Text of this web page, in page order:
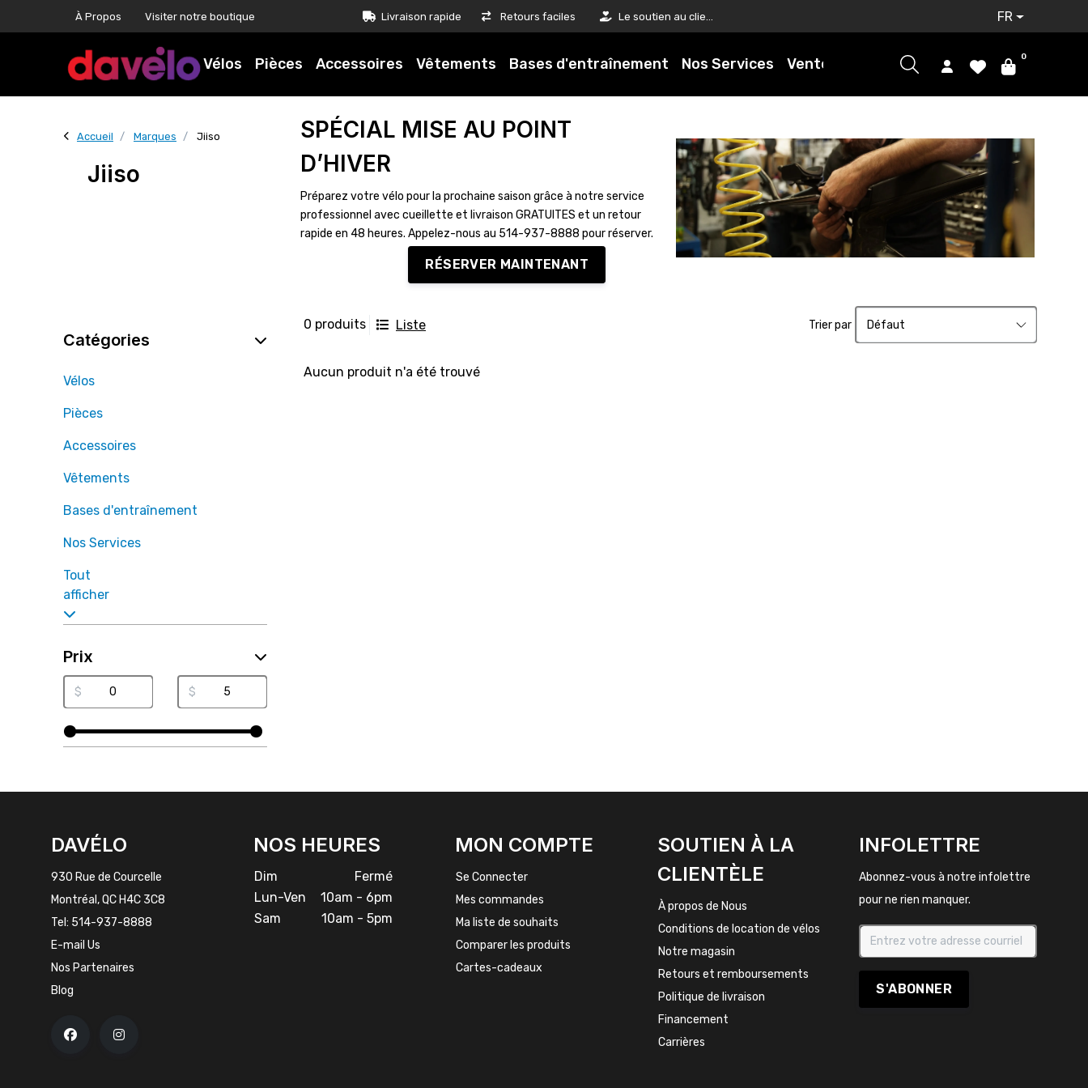
À Propos Visiter notre boutique Livraison rapide Retours faciles Le soutien au client est notre priorité FR
Vélos Pièces Accessoires Vêtements Bases d'entraînement Nos Services Ventes 0
Accueil Marques Jiiso
Jiiso
SPÉCIAL MISE AU POINT
D’HIVER
Préparez votre vélo pour la prochaine saison grâce à notre service
professionnel avec cueillette et livraison GRATUITES et un retour
rapide en 48 heures. Appelez-nous au 514-937-8888 pour réserver.
RÉSERVER MAINTENANT
0 produits Liste Trier par
Aucun produit n'a été trouvé
Catégories
Vélos
Pièces
Accessoires
Vêtements
Bases d'entraînement
Nos Services
Tout
afficher
Prix
$ $
INSTAGRAM
DAVÉLO
930 Rue de Courcelle
Montréal, QC H4C 3C8
Tel: 514-937-8888
E-mail Us
Nos Partenaires
Blog
NOS HEURES
Dim
Fermé
Lun-Ven
10am - 6pm
Sam
10am - 5pm
MON COMPTE
Se Connecter
Mes commandes
Ma liste de souhaits
Comparer les produits
Cartes-cadeaux
SOUTIEN À LA
CLIENTÈLE
À propos de Nous
Conditions de location de vélos
Notre magasin
Retours et remboursements
Politique de livraison
Financement
Carrières
INFOLETTRE
Abonnez-vous à notre infolettre
pour ne rien manquer.
S'ABONNER